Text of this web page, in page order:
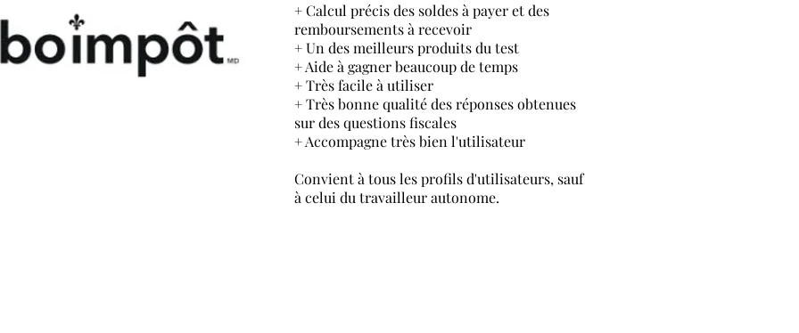
+ Calcul précis des soldes à payer et des
remboursements à recevoir
+ Un des meilleurs produits du test
+ Aide à gagner beaucoup de temps
+ Très facile à utiliser
+ Très bonne qualité des réponses obtenues
sur des questions fiscales
+ Accompagne très bien l'utilisateur
Convient à tous les profils d'utilisateurs, sauf
à celui du travailleur autonome.